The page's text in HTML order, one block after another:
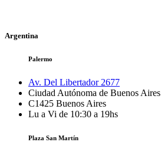
Argentina
Palermo
Av. Del Libertador 2677
Ciudad Autónoma de Buenos Aires
C1425 Buenos Aires
Lu a Vi de 10:30 a 19hs
Plaza San Martín